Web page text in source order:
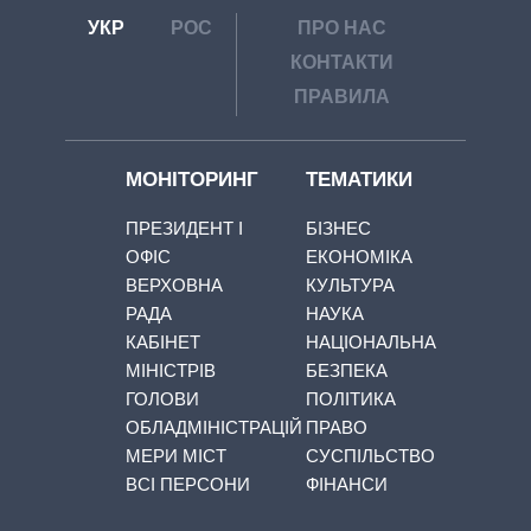
УКР РОС
ПРО НАС
КОНТАКТИ
ПРАВИЛА
МОНІТОРИНГ
ПРЕЗИДЕНТ І
ОФІС
ВЕРХОВНА
РАДА
КАБІНЕТ
МІНІСТРІВ
ГОЛОВИ
ОБЛАДМІНІСТРАЦІЙ
МЕРИ МІСТ
ВСІ ПЕРСОНИ
ТЕМАТИКИ
БІЗНЕС
ЕКОНОМІКА
КУЛЬТУРА
НАУКА
НАЦІОНАЛЬНА
БЕЗПЕКА
ПОЛІТИКА
ПРАВО
СУСПІЛЬСТВО
ФІНАНСИ